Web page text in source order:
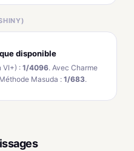
disponible
VI+) : 1/4096. Avec Charme
Masuda :1/683.